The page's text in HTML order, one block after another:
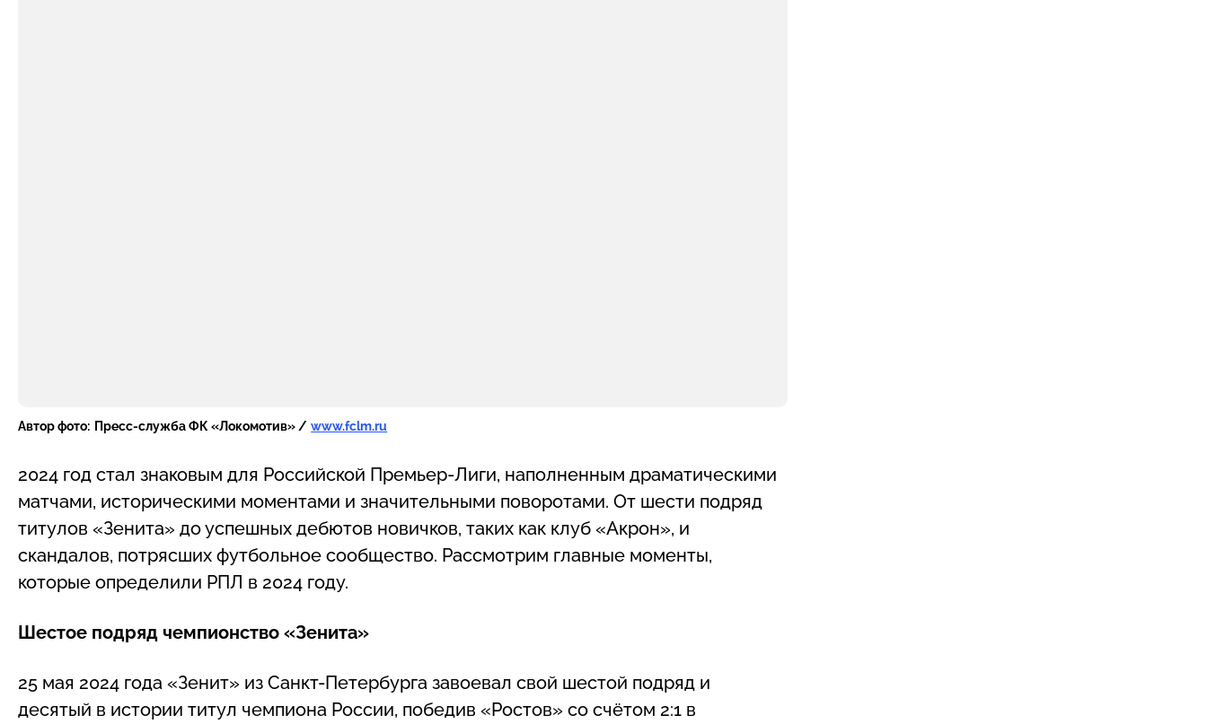
Автор фото: Пресс-служба ФК «Локомотив» / www.fclm.ru
2024 год стал знаковым для Российской Премьер-Лиги, наполненным драматическими
матчами, историческими моментами и значительными поворотами. От шести подряд
титулов «Зенита» до успешных дебютов новичков, таких как клуб «Акрон», и
скандалов, потрясших футбольное сообщество. Рассмотрим главные моменты,
которые определили РПЛ в 2024 году.
Шестое подряд чемпионство «Зенита»
25 мая 2024 года «Зенит» из Санкт-Петербурга завоевал свой шестой подряд и
десятый в истории титул чемпиона России, победив «Ростов» со счётом 2:1 в